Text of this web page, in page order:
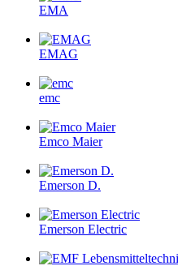
EMA
EMAG
emc
Emco Maier
Emerson D.
Emerson Electric